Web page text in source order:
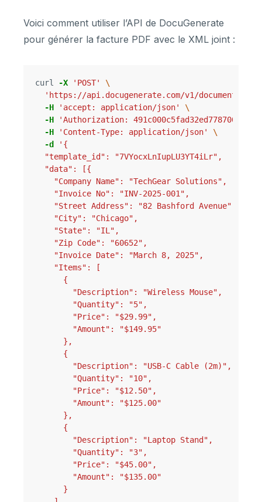
Voici comment utiliser l’API de DocuGenerate
pour générer la facture PDF avec le XML joint :
curl -X 'POST'
\
'https://api.docugenerate.com/v1/document'
-H
'accept: application/json'
\
-H
'Authorization:
-H
'Content-Type: application/json'
\
-d
'{
  "template_id": "7VYocxLnIupLU3YT4iLr",
  "data": [{
    "Company Name": "TechGear Solutions",
    "Invoice No": "INV-2025-001",
    "Street Address": "82 Bashford Avenue",
    "City": "Chicago",
    "State": "IL",
    "Zip Code": "60652",
    "Invoice Date": "March 8, 2025",
    "Items": [
      {
        "Description": "Wireless Mouse",
        "Quantity": "5",
        "Price": "$29.99",
        "Amount": "$149.95"
      },
      {
        "Description": "USB-C Cable (2m)",
        "Quantity": "10",
        "Price": "$12.50",
        "Amount": "$125.00"
      },
      {
        "Description": "Laptop Stand",
        "Quantity": "3",
        "Price": "$45.00",
        "Amount": "$135.00"
      }
    ],
    "Sub Total": "$409.95",
    "Tax Rate": "20",
    "Tax Total": "$81.99",
    "Total": "$491.94"
  }],
  "output_format": ".pdf/a-3b",
  "attach": "data:text/xml;name=factur-x.xml;base64,PD94bWwgdmVyc2lvbj0iMS4wIiBlbmNvZGluZz0iVVRGLTgiPz4KPHJzbTpDcm9zc0luZHVzdHJ5SW52b2ljZSB4bWxuczpyc209InVybjp1bjp1bmVjZTp1bmNlZmFjdDpkYXRhOnN0YW5kYXJkOkNyb3NzSW5kdXN0cnlJbnZvaWNlOjEwMCIKICAgICAgICAgICAgICAgICAgICAgICAgICB4bWxuczphPSJ1cm46dW46dW5lY2U6dW5jZWZhY3Q6ZGF0YTpzdGFuZGFyZDpRdWFsaWZpZWREYXRhVHlwZToxMDAiCiAgICAgICAgICAgICAgICAgICAgICAgICAgeG1sbnM6cWR0PSJ1cm46dW46dW5lY2U6dW5jZWZhY3Q6ZGF0YTpzdGFuZGFyZDpRdWFsaWZpZWREYXRhVHlwZToxMCIKICAgICAgICAgICAgICAgICAgICAgICAgICB4bWxuczpyYW09InVybjp1bjp1bmVjZTp1bmNlZmFjdDpkYXRhOnN0YW5kYXJkOlJldXNhYmxlQWdncmVnYXRlQnVzaW5lc3NJbmZvcm1hdGlvbkVudGl0eToxMDAiCiAgICAgICAgICAgICAgICAgICAgICAgICAgeG1sbnM6dWR0PSJ1cm46dW46dW5lY2U6dW5jZWZhY3Q6ZGF0YTpzdGFuZGFyZDpVbnF1YWxpZmllZERhdGFUeXBlOjEwMCIKICAgICAgICAgICAgICAgICAgICAgICAgICB4bWxuczp4c2k9Imh0dHA6Ly93d3cudzMub3JnLzIwMDEvWE1MU2NoZW1hLWluc3RhbmNlIj4KICAgIDxyc206RXhjaGFuZ2VkRG9jdW1lbnRDb250ZXh0PgogICAgICAgIDxyYW06R3VpZGVsaW5lU3BlY2lmaWVkRG9jdW1lbnRDb250ZXh0UGFyYW1ldGVyPgogICAgICAgICAgICA8cmFtOklEPnVybjpjZW4uZXU6ZW4xNjkzMToyMDE3PC9yYW06SUQ+CiAgICAgICAgPC9yYW06R3VpZGVsaW5lU3BlY2lmaWVkRG9jdW1lbnRDb250ZXh0UGFyYW1ldGVyPgogICAgPC9yc206RXhjaGFuZ2VkRG9jdW1lbnRDb250ZXh0PgogICAgPHJzbTpFeGNoYW5nZWREb2N1bWVudD4KICAgICAgICA8cmFtOklEPklOVi0yMDI1LTAwMTwvcmFtOklEPgogICAgICAgIDxyYW06VHlwZUNvZGU+MzgwPC9yYW06VHlwZUNvZGU+CiAgICAgICAgPHJhbTpJc3N1ZURhdGVUaW1lPgogICAgICAgICAgICA8dWR0OkRhdGVUaW1lU3RyaW5nIGZvcm1hdD0iMTAyIj4yMDI1MDMwODwvdWR0OkRhdGVUaW1lU3RyaW5nPgogICAgICAgIDwvcmFtOklzc3VlRGF0ZVRpbWU+CiAgICA8L3JzbTpFeGNoYW5nZWREb2N1bWVudD4KICAgIDxyc206U3VwcGx5Q2hhaW5UcmFkZVRyYW5zYWN0aW9uPgogICAgICAgIDxyYW06SW5jbHVkZWRTdXBwbHlDaGFpblRyYWRlTGluZUl0ZW0+CiAgICAgICAgICAgIDxyYW06QXNzb2NpYXRlZERvY3VtZW50TGluZURvY3VtZW50PgogICAgICAgICAgICAgICAgPHJhbTpMaW5lSUQ+MTwvcmFtOkxpbmVJRD4KICAgICAgICAgICAgPC9yYW06QXNzb2NpYXRlZERvY3VtZW50TGluZURvY3VtZW50PgogICAgICAgICAgICA8cmFtOlNwZWNpZmllZFRyYWRlUHJvZHVjdD4KICAgICAgICAgICAgICAgIDxyYW06TmFtZT5XaXJlbGVzcyBNb3VzZTwvcmFtOk5hbWU+CiAgICAgICAgICAgIDwvcmFtOlNwZWNpZmllZFRyYWRlUHJvZHVjdD4KICAgICAgICAgICAgPHJhbTpTcGVjaWZpZWRMaW5lVHJhZGVBZ3JlZW1lbnQ+CiAgICAgICAgICAgICAgICA8cmFtOk5ldFByaWNlUHJvZHVjdFRyYWRlUHJpY2U+CiAgICAgICAgICAgICAgICAgICAgPHJhbTpDaGFyZ2VBbW91bnQ+MjkuOTk8L3JhbTpDaGFyZ2VBbW91bnQ+CiAgICAgICAgICAgICAgICA8L3JhbTpOZXRQcmljZVByb2R1Y3RUcmFkZVByaWNlPgogICAgICAgICAgICA8L3JhbTpTcGVjaWZpZWRMaW5lVHJhZGVBZ3JlZW1lbnQ+CiAgICAgICAgICAgIDxyYW06U3BlY2lmaWVkTGluZVRyYWRlRGVsaXZlcnk+CiAgICAgICAgICAgICAgICA8cmFtOkJpbGxlZFF1YW50aXR5IHVuaXRDb2RlPSJDNjIiPjUuMDAwMDwvcmFtOkJpbGxlZFF1YW50aXR5PgogICAgICAgICAgICA8L3JhbTpTcGVjaWZpZWRMaW5lVHJhZGVEZWxpdmVyeT4KICAgICAgICAgICAgPHJhbTpTcGVjaWZpZWRMaW5lVHJhZGVTZXR0bGVtZW50PgogICAgICAgICAgICAgICAgPHJhbTpBcHBsaWNhYmxlVHJhZGVUYXg+CiAgICAgICAgICAgICAgICAgICAgPHJhbTpUeXBlQ29kZT5WQVQ8L3JhbTpUeXBlQ29kZT4KICAgICAgICAgICAgICAgICAgICA8cmFtOkNhdGVnb3J5Q29kZT5TPC9yYW06Q2F0ZWdvcnlDb2RlPgogICAgICAgICAgICAgICAgICAgIDxyYW06UmF0ZUFwcGxpY2FibGVQZXJjZW50PjIwPC9yYW06UmF0ZUFwcGxpY2FibGVQZXJjZW50PgogICAgICAgICAgICAgICAgPC9yYW06QXBwbGljYWJsZVRyYWRlVGF4PgogICAgICAgICAgICAgICAgPHJhbTpTcGVjaWZpZWRUcmFkZVNldHRsZW1lbnRMaW5lTW9uZXRhcnlTdW1tYXRpb24+CiAgICAgICAgICAgICAgICAgICAgPHJhbTpMaW5lVG90YWxBbW91bnQ+MTQ5Ljk1PC9yYW06TGluZVRvdGFsQW1vdW50PgogICAgICAgICAgICAgICAgPC9yYW06U3BlY2lmaWVkVHJhZGVTZXR0bGVtZW50TGluZU1vbmV0YXJ5U3VtbWF0aW9uPgogICAgICAgICAgICA8L3JhbTpTcGVjaWZpZWRMaW5lVHJhZGVTZXR0bGVtZW50PgogICAgICAgIDwvcmFtOkluY2x1ZGVkU3VwcGx5Q2hhaW5UcmFkZUxpbmVJdGVtPgogICAgICAgIDxyYW06SW5jbHVkZWRTdXBwbHlDaGFpblRyYWRlTGluZUl0ZW0+CiAgICAgICAgICAgIDxyYW06QXNzb2NpYXRlZERvY3VtZW50TGluZURvY3VtZW50PgogICAgICAgICAgICAgICAgPHJhbTpMaW5lSUQ+MjwvcmFtOkxpbmVJRD4KICAgICAgICAgICAgPC9yYW06QXNzb2NpYXRlZERvY3VtZW50TGluZURvY3VtZW50PgogICAgICAgICAgICA8cmFtOlNwZWNpZmllZFRyYWRlUHJvZHVjdD4KICAgICAgICAgICAgICAgIDxyYW06TmFtZT5VU0ItQyBDYWJsZSAoMm0pPC9yYW06TmFtZT4KICAgICAgICAgICAgPC9yYW06U3BlY2lmaWVkVHJhZGVQcm9kdWN0PgogICAgICAgICAgICA8cmFtOlNwZWNpZmllZExpbmVUcmFkZUFncmVlbWVudD4KICAgICAgICAgICAgICAgIDxyYW06TmV0UHJpY2VQcm9kdWN0VHJhZGVQcmljZT4KICAgICAgICAgICAgICAgICAgICA8cmFtOkNoYXJnZUFtb3VudD4xMi41MDwvcmFtOkNoYXJnZUFtb3VudD4KICAgICAgICAgICAgICAgIDwvcmFtOk5ldFByaWNlUHJvZHVjdFRyYWRlUHJpY2U+CiAgICAgICAgICAgIDwvcmFtOlNwZWNpZmllZExpbmVUcmFkZUFncmVlbWVudD4KICAgICAgICAgICAgPHJhbTpTcGVjaWZpZWRMaW5lVHJhZGVEZWxpdmVyeT4KICAgICAgICAgICAgICAgIDxyYW06QmlsbGVkUXVhbnRpdHkgdW5pdENvZGU9IkM2MiI+MTAuMDAwMDwvcmFtOkJpbGxlZFF1YW50aXR5PgogICAgICAgICAgICA8L3JhbTpTcGVjaWZpZWRMaW5lVHJhZGVEZWxpdmVyeT4KICAgICAgICAgICAgPHJhbTpTcGVjaWZpZWRMaW5lVHJhZGVTZXR0bGVtZW50PgogICAgICAgICAgICAgICAgPHJhbTpBcHBsaWNhYmxlVHJhZGVUYXg+CiAgICAgICAgICAgICAgICAgICAgPHJhbTpUeXBlQ29kZT5WQVQ8L3JhbTpUeXBlQ29kZT4KICAgICAgICAgICAgICAgICAgICA8cmFtOkNhdGVnb3J5Q29kZT5TPC9yYW06Q2F0ZWdvcnlDb2RlPgogICAgICAgICAgICAgICAgICAgIDxyYW06UmF0ZUFwcGxpY2FibGVQZXJjZW50PjIwPC9yYW06UmF0ZUFwcGxpY2FibGVQZXJjZW50PgogICAgICAgICAgICAgICAgPC9yYW06QXBwbGljYWJsZVRyYWRlVGF4PgogICAgICAgICAgICAgICAgPHJhbTpTcGVjaWZpZWRUcmFkZVNldHRsZW1lbnRMaW5lTW9uZXRhcnlTdW1tYXRpb24+CiAgICAgICAgICAgICAgICAgICAgPHJhbTpMaW5lVG90YWxBbW91bnQ+MTI1LjAwPC9yYW06TGluZVRvdGFsQW1vdW50PgogICAgICAgICAgICAgICAgPC9yYW06U3BlY2lmaWVkVHJhZGVTZXR0bGVtZW50TGluZU1vbmV0YXJ5U3VtbWF0aW9uPgogICAgICAgICAgICA8L3JhbTpTcGVjaWZpZWRMaW5lVHJhZGVTZXR0bGVtZW50PgogICAgICAgIDwvcmFtOkluY2x1ZGVkU3VwcGx5Q2hhaW5UcmFkZUxpbmVJdGVtPgogICAgICAgIDxyYW06SW5jbHVkZWRTdXBwbHlDaGFpblRyYWRlTGluZUl0ZW0+CiAgICAgICAgICAgIDxyYW06QXNzb2NpYXRlZERvY3VtZW50TGluZURvY3VtZW50PgogICAgICAgICAgICAgICAgPHJhbTpMaW5lSUQ+MzwvcmFtOkxpbmVJRD4KICAgICAgICAgICAgPC9yYW06QXNzb2NpYXRlZERvY3VtZW50TGluZURvY3VtZW50PgogICAgICAgICAgICA8cmFtOlNwZWNpZmllZFRyYWRlUHJvZHVjdD4KICAgICAgICAgICAgICAgIDxyYW06TmFtZT5MYXB0b3AgU3RhbmQ8L3JhbTpOYW1lPgogICAgICAgICAgICA8L3JhbTpTcGVjaWZpZWRUcmFkZVByb2R1Y3Q+CiAgICAgICAgICAgIDxyYW06U3BlY2lmaWVkTGluZVRyYWRlQWdyZWVtZW50PgogICAgICAgICAgICAgICAgPHJhbTpOZXRQcmljZVByb2R1Y3RUcmFkZVByaWNlPgogICAgICAgICAgICAgICAgICAgIDxyYW06Q2hhcmdlQW1vdW50PjQ1LjAwPC9yYW06Q2hhcmdlQW1vdW50PgogICAgICAgICAgICAgICAgPC9yYW06TmV0UHJpY2VQcm9kdWN0VHJhZGVQcmljZT4KICAgICAgICAgICAgPC9yYW06U3BlY2lmaWVkTGluZVRyYWRlQWdyZWVtZW50PgogICAgICAgICAgICA8cmFtOlNwZWNpZmllZExpbmVUcmFkZURlbGl2ZXJ5PgogICAgICAgICAgICAgICAgPHJhbTpCaWxsZWRRdWFudGl0eSB1bml0Q29kZT0iQzYyIj4zLjAwMDA8L3JhbTpCaWxsZWRRdWFudGl0eT4KICAgICAgICAgICAgPC9yYW06U3BlY2lmaWVkTGluZVRyYWRlRGVsaXZlcnk+CiAgICAgICAgICAgIDxyYW06U3BlY2lmaWVkTGluZVRyYWRlU2V0dGxlbWVudD4KICAgICAgICAgICAgICAgIDxyYW06QXBwbGljYWJsZVRyYWRlVGF4PgogICAgICAgICAgICAgICAgICAgIDxyYW06VHlwZUNvZGU+VkFUPC9yYW06VHlwZUNvZGU+CiAgICAgICAgICAgICAgICAgICAgPHJhbTpDYXRlZ29yeUNvZGU+UzwvcmFtOkNhdGVnb3J5Q29kZT4KICAgICAgICAgICAgICAgICAgICA8cmFtOlJhdGVBcHBsaWNhYmxlUGVyY2VudD4yMDwvcmFtOlJhdGVBcHBsaWNhYmxlUGVyY2VudD4KICAgICAgICAgICAgICAgIDwvcmFtOkFwcGxpY2FibGVUcmFkZVRheD4KICAgICAgICAgICAgICAgIDxyYW06U3BlY2lmaWVkVHJhZGVTZXR0bGVtZW50TGluZU1vbmV0YXJ5U3VtbWF0aW9uPgogICAgICAgICAgICAgICAgICAgIDxyYW06TGluZVRvdGFsQW1vdW50PjEzNS4wMDwvcmFtOkxpbmVUb3RhbEFtb3VudD4KICAgICAgICAgICAgICAgIDwvcmFtOlNwZWNpZmllZFRyYWRlU2V0dGxlbWVudExpbmVNb25ldGFyeVN1bW1hdGlvbj4KICAgICAgICAgICAgPC9yYW06U3BlY2lmaWVkTGluZVRyYWRlU2V0dGxlbWVudD4KICAgICAgICA8L3JhbTpJbmNsdWRlZFN1cHBseUNoYWluVHJhZGVMaW5lSXRlbT4KICAgICAgICA8cmFtOkFwcGxpY2FibGVIZWFkZXJUcmFkZUFncmVlbWVudD4KICAgICAgICAgICAgPHJhbTpTZWxsZXJUcmFkZVBhcnR5PgogICAgICAgICAgICAgICAgPHJhbTpOYW1lPkRvY3VHZW5lcmF0ZTwvcmFtOk5hbWU+CiAgICAgICAgICAgICAgICA8cmFtOlBvc3RhbFRyYWRlQWRkcmVzcz4KICAgICAgICAgICAgICAgICAgICA8cmFtOlBvc3Rjb2RlQ29kZT45MDAxMzwvcmFtOlBvc3Rjb2RlQ29kZT4KICAgICAgICAgICAgICAgICAgICA8cmFtOkxpbmVPbmU+OTMgRWFzdCBMYXNzZW4gU3RyZWV0PC9yYW06TGluZU9uZT4KICAgICAgICAgICAgICAgICAgICA8cmFtOkNpdHlOYW1lPkxvcyBBbmdlbGVzPC9yYW06Q2l0eU5hbWU+CiAgICAgICAgICAgICAgICAgICAgPHJhbTpDb3VudHJ5SUQ+VVM8L3JhbTpDb3VudHJ5SUQ+CiAgICAgICAgICAgICAgICA8L3JhbTpQb3N0YWxUcmFkZUFkZHJlc3M+CiAgICAgICAgICAgICAgICA8cmFtOlNwZWNpZmllZFRheFJlZ2lzdHJhdGlvbj4KICAgICAgICAgICAgICAgICAgICA8cmFtOklEIHNjaGVtZUlEPSJWQSI+VVMxMjM2NzYyMzwvcmFtOklEPgogICAgICAgICAgICAgICAgPC9yYW06U3BlY2lmaWVkVGF4UmVnaXN0cmF0aW9uPgogICAgICAgICAgICA8L3JhbTpTZWxsZXJUcmFkZVBhcnR5PgogICAgICAgICAgICA8cmFtOkJ1eWVyVHJhZGVQYXJ0eT4KICAgICAgICAgICAgICAgIDxyYW06TmFtZT5UZWNoR2VhciBTb2x1dGlvbnM8L3JhbTpOYW1lPgogICAgICAgICAgICAgICAgPHJhbTpQb3N0YWxUcmFkZUFkZHJlc3M+CiAgICAgICAgICAgICAgICAgICAgPHJhbTpQb3N0Y29kZUNvZGU+NjA2NTI8L3JhbTpQb3N0Y29kZUNvZGU+CiAgICAgICAgICAgICAgICAgICAgPHJhbTpMaW5lT25lPjgyIEJhc2hmb3JkIEF2ZW51ZTwvcmFtOkxpbmVPbmU+CiAgICAgICAgICAgICAgICAgICAgPHJhbTpDaXR5TmFtZT5DaGljYWdvPC9yYW06Q2l0eU5hbWU+CiAgICAgICAgICAgICAgICAgICAgPHJhbTpDb3VudHJ5SUQ+VVM8L3JhbTpDb3VudHJ5SUQ+CiAgICAgICAgICAgICAgICA8L3JhbTpQb3N0YWxUcmFkZUFkZHJlc3M+CiAgICAgICAgICAgIDwvcmFtOkJ1eWVyVHJhZGVQYXJ0eT4KICAgICAgICA8L3JhbTpBcHBsaWNhYmxlSGVhZGVyVHJhZGVBZ3JlZW1lbnQ+CiAgICAgICAgPHJhbTpBcHBsaWNhYmxlSGVhZGVyVHJhZGVEZWxpdmVyeT4KICAgICAgICAgICAgPHJhbTpBY3R1YWxEZWxpdmVyeVN1cHBseUNoYWluRXZlbnQ+CiAgICAgICAgICAgICAgICA8cmFtOk9jY3VycmVuY2VEYXRlVGltZT4KICAgICAgICAgICAgICAgICAgICA8dWR0OkRhdGVUaW1lU3RyaW5nIGZvcm1hdD0iMTAyIj4yMDI1MDMwODwvdWR0OkRhdGVUaW1lU3RyaW5nPgogICAgICAgICAgICAgICAgPC9yYW06T2NjdXJyZW5jZURhdGVUaW1lPgogICAgICAgICAgICA8L3JhbTpBY3R1YWxEZWxpdmVyeVN1cHBseUNoYWluRXZlbnQ+CiAgICAgICAgPC9yYW06QXBwbGljYWJsZUhlYWRlclRyYWRlRGVsaXZlcnk+CiAgICAgICAgPHJhbTpBcHBsaWNhYmxlSGVhZGVyVHJhZGVTZXR0bGVtZ